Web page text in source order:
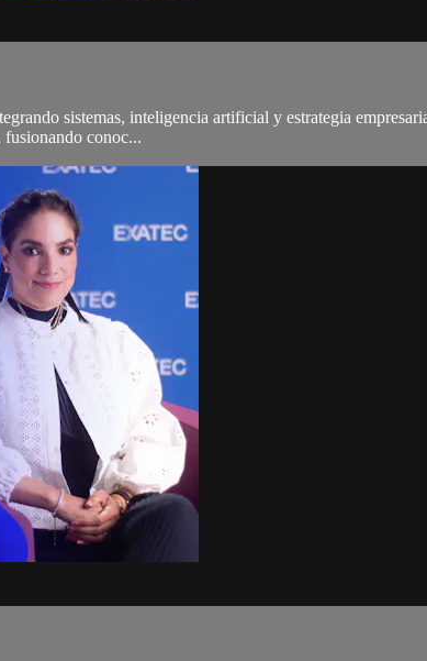
sistemas, inteligencia artificial y estrategia
fusionando conoc...